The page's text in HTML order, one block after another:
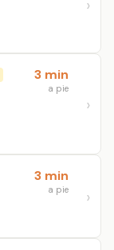
3 min
a pie
3 min
a pie